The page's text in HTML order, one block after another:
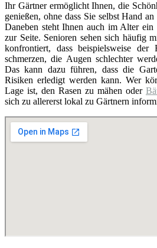
Ihr Gärtner ermöglicht Ihnen, die
genießen, ohne dass Sie selbst Hand
Daneben steht Ihnen auch im Alter
zur Seite. Senioren sehen sich häufig
konfrontiert, dass beispielsweise
schmerzen, die Augen schlechter
Das kann dazu führen, dass die
Risiken erledigt werden kann. Wer
Lage ist, den Rasen zu mähen oder
sich zu allererst lokal zu Gärtnern